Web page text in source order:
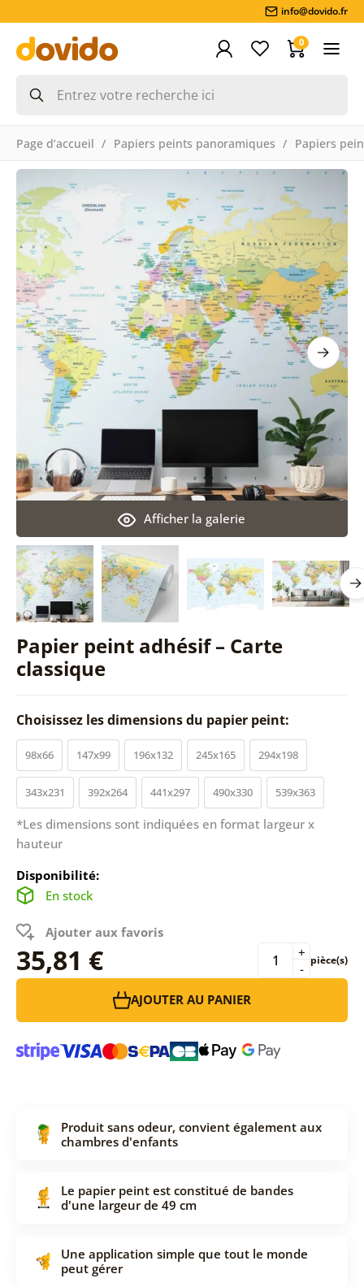
info@dovido.fr
0
Page d’accueil Papiers peints panoramiques Papiers
Papier peint adhésif – Carte
classique
Afficher la galerie
Choisissez les dimensions du papier peint:
98x66 147x99 196x132 245x165 294x198
343x231 392x264 441x297 490x330 539x363
*Les dimensions sont indiquées en format largeur x
hauteur
Disponibilité:
En stock
Ajouter aux favoris
35,81 € -
+ pièce(s)
AJOUTER AU PANIER
Produit sans odeur, convient également aux
chambres d'enfants
Le papier peint est constitué de bandes
d'une largeur de 49 cm
Une application simple que tout le monde
peut gérer